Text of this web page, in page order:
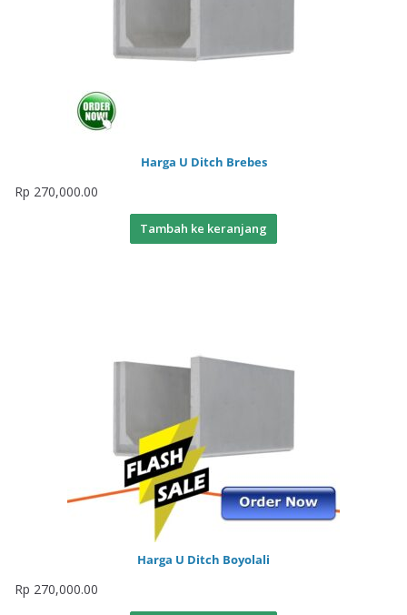
Harga U Ditch Brebes
Rp 270,000.00
Tambah ke keranjang
Harga U Ditch Boyolali
Rp 270,000.00